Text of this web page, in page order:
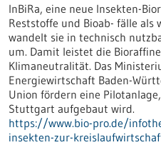
InBiRa, eine neue Insekten-
Reststoffe und Bioab- fälle als
wandelt sie in technisch
um. Damit leistet die
Klimaneutralität. Das
Energiewirtschaft Baden-
Union fördern eine
Stuttgart aufgebaut wird.
https://www.bio-pro.de/
insekten-zur-